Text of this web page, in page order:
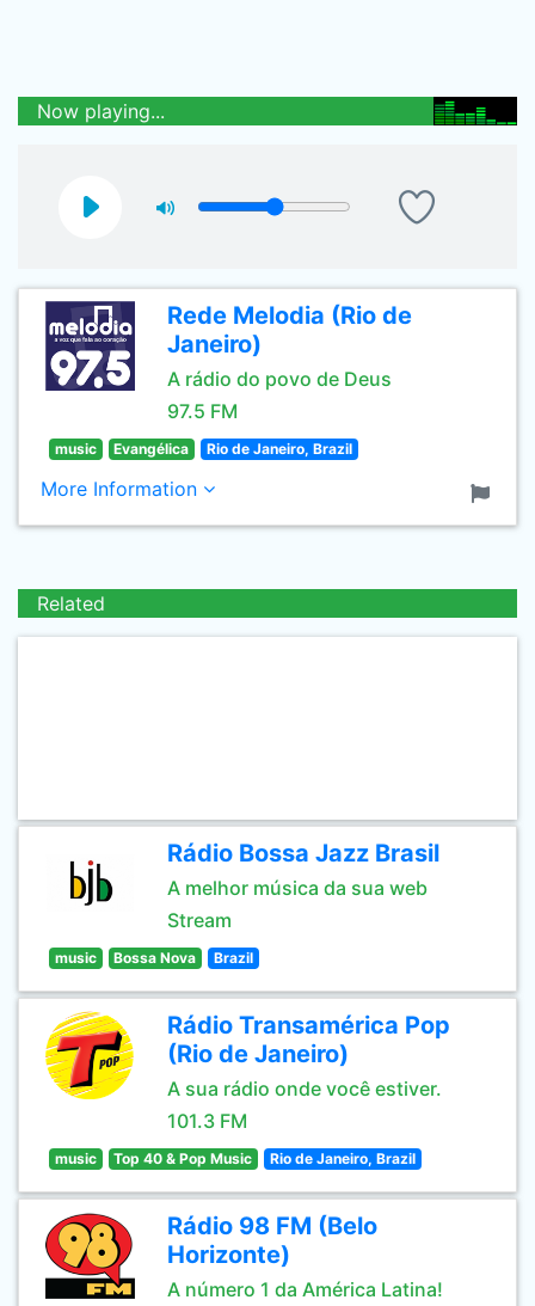
Now playing...
Rede Melodia (Rio de
Janeiro)
A rádio do povo de Deus
97.5 FM
music Evangélica Rio de Janeiro, Brazil
More Information
Related
Rádio Bossa Jazz Brasil
A melhor música da sua web
Stream
music Bossa Nova Brazil
Rádio Transamérica Pop
(Rio de Janeiro)
A sua rádio onde você estiver.
101.3 FM
music Top 40 & Pop Music Rio de Janeiro, Brazil
Rádio 98 FM (Belo
Horizonte)
A número 1 da América Latina!